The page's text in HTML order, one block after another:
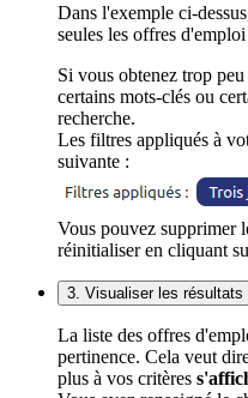
Dans l'exemple ci-
seules les offres
Si vous obtenez trop
certains mots-clés ou
recherche.
Les filtres appliqués à
suivante :
Vous pouvez supprimer
réinitialiser en cliquant
3. Visualiser les résultats
La liste des offres
pertinence. Cela veut
plus à vos critères